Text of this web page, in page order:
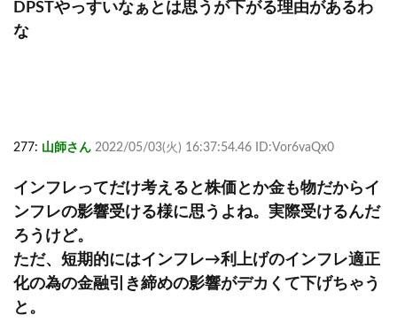
DPSTやっすいなぁとは思うが下がる理由があるわ
な
277: 山師さん 2022/05/03(火) 16:37:54.46 ID:Vor6vaQx0
インフレってだけ考えると株価とか金も物だからイ
ンフレの影響受ける様に思うよね。実際受けるんだ
ろうけど。
ただ、短期的にはインフレ→利上げのインフレ適正
化の為の金融引き締めの影響がデカくて下げちゃう
と。